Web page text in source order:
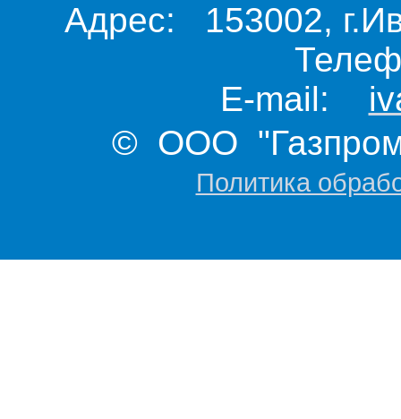
Адрес: 153002,
E-mail:
© ООО "Газпром
Политика